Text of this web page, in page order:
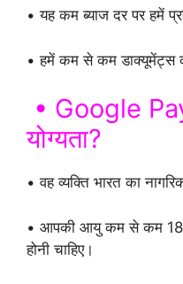
• यह कम ब्याज दर पर हमें
• हमें कम से कम डाक्यूमेंट्स
• Google
योग्यता?
• वह व्यक्ति भारत का
• आपकी आयु कम से कम 18
होनी चाहिए।